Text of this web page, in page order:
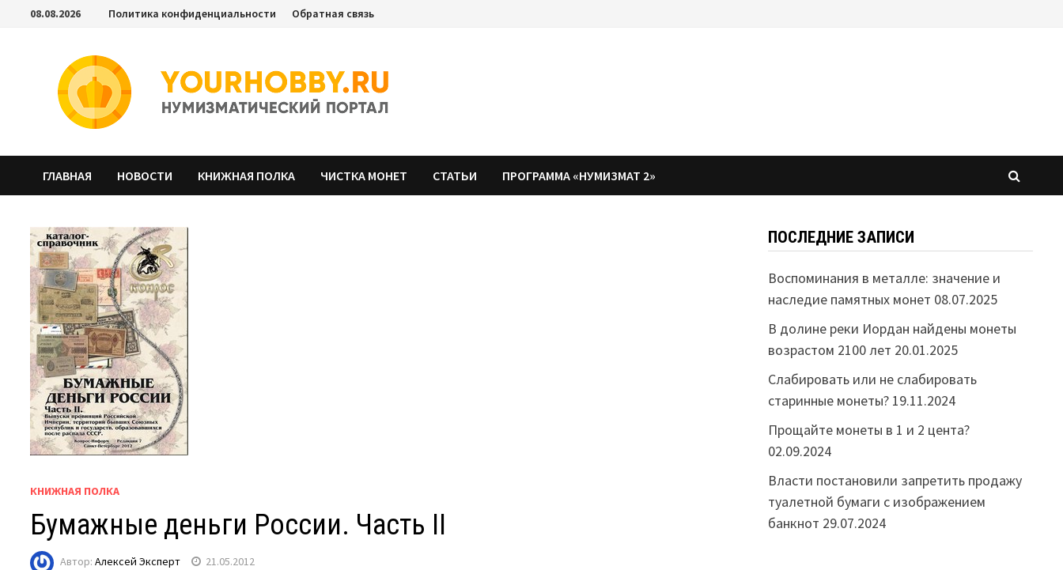
Перейти
содержимому
08.08.2026 Политика конфиденциальности Обратная связь
ГЛАВНАЯ НОВОСТИ КНИЖНАЯ ПОЛКА ЧИСТКА МОНЕТ СТАТЬИ ПРОГРАММА «НУМИЗМАТ 2»
КНИЖНАЯ ПОЛКА
Бумажные деньги России. Часть II
Автор:Алексей Эксперт 21.05.2012
ПОСЛЕДНИЕ ЗАПИСИ
Воспоминания в металле: значение и
наследие памятных монет 08.07.2025
В долине реки Иордан найдены монеты
возрастом 2100 лет 20.01.2025
Слабировать или не слабировать
старинные монеты? 19.11.2024
Прощайте монеты в 1 и 2 цента?
02.09.2024
Власти постановили запретить продажу
туалетной бумаги с изображением
банкнот 29.07.2024